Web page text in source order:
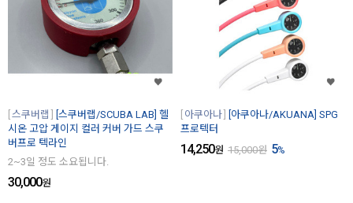
스쿠버랩
[스쿠버랩/SCUBA LAB] 헬
시온 고압 게이지 컬러 커버 가드 스쿠
버프로 텍라인
2~3일 정도 소요됩니다.
30,000원
아쿠아나
[아쿠아나/AKUANA] SPG
프로텍터
14,250원 15,000원 5%